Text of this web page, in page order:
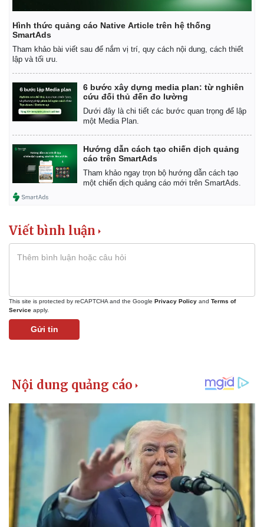
Kinh tế
Bất động sản
Khởi nghiệp
Giá vàng
Tiêu dùng
Tỷ giá
Chứng khoán
Hình thức quảng cáo Native Article trên hệ thống
SmartAds
Tham khảo bài viết sau để nắm vị trí, quy cách nội dung, cách thiết
lập và tối ưu.
6 bước xây dựng media plan: từ nghiên
cứu đối thủ đến đo lường
Dưới đây là chi tiết các bước quan trọng để lập
một Media Plan.
Hướng dẫn cách tạo chiến dịch quảng
cáo trên SmartAds
Tham khảo ngay trọn bộ hướng dẫn cách tạo
một chiến dịch quảng cáo mới trên SmartAds.
Viết bình luận
This site is protected by reCAPTCHA and the Google Privacy Policy and Terms of
Service apply.
Gửi tin